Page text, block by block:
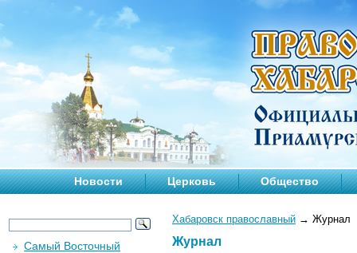
Новости Церковь Общество
Хабаровск православный → Журнал
Журнал
Самый Восточный